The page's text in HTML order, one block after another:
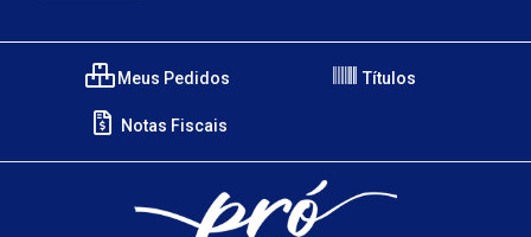
Meus Pedidos Títulos
Notas Fiscais